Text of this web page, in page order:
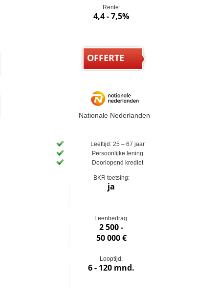
Rente:
4,4 - 7,5%
OFFERTE
Nationale Nederlanden
Leeftijd: 25 – 67 jaar
Persoonlijke lening
Doorlopend krediet
BKR toetsing:
ja
Leenbedrag:
2 500 -
50 000 €
Looptijd:
6 - 120 mnd.